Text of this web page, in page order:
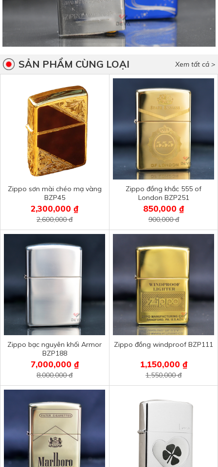
Xem tất cả >
SẢN PHẨM CÙNG LOẠI
Zippo sơn mài chéo mạ vàng
BZP45
2,300,000 ₫
2,600,000 đ
Zippo đồng khắc 555 of
London BZP251
850,000 ₫
900,000 đ
Zippo bạc nguyên khối Armor
BZP188
7,000,000 ₫
8,000,000 đ
Zippo đồng windproof BZP111
1,150,000 ₫
1,550,000 đ